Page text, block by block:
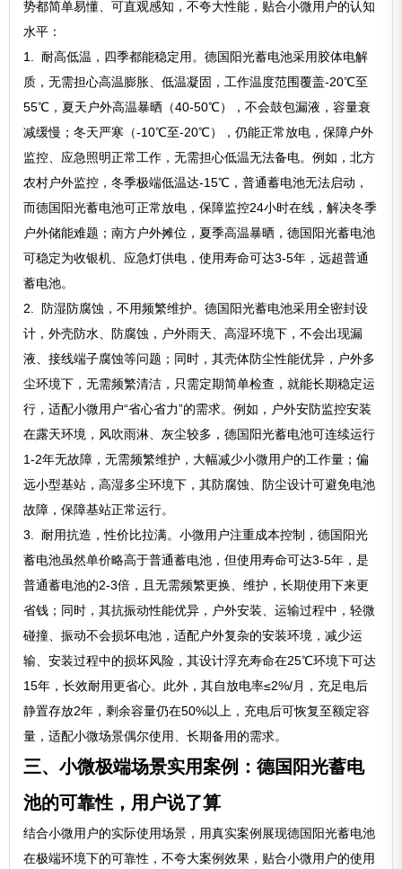
势都简单易懂、可直观感知，不夸大性能，贴合小微用户的认知
水平：
1. 耐高低温，四季都能稳定用。德国阳光蓄电池采用胶体电解
质，无需担心高温膨胀、低温凝固，工作温度范围覆盖-20℃至
55℃，夏天户外高温暴晒（40-50℃），不会鼓包漏液，容量衰
减缓慢；冬天严寒（-10℃至-20℃），仍能正常放电，保障户外
监控、应急照明正常工作，无需担心低温无法备电。例如，北方
农村户外监控，冬季极端低温达-15℃，普通蓄电池无法启动，
而德国阳光蓄电池可正常放电，保障监控24小时在线，解决冬季
户外储能难题；南方户外摊位，夏季高温暴晒，德国阳光蓄电池
可稳定为收银机、应急灯供电，使用寿命可达3-5年，远超普通
蓄电池。
2. 防湿防腐蚀，不用频繁维护。德国阳光蓄电池采用全密封设
计，外壳防水、防腐蚀，户外雨天、高湿环境下，不会出现漏
液、接线端子腐蚀等问题；同时，其壳体防尘性能优异，户外多
尘环境下，无需频繁清洁，只需定期简单检查，就能长期稳定运
行，适配小微用户“省心省力”的需求。例如，户外安防监控安装
在露天环境，风吹雨淋、灰尘较多，德国阳光蓄电池可连续运行
1-2年无故障，无需频繁维护，大幅减少小微用户的工作量；偏
远小型基站，高湿多尘环境下，其防腐蚀、防尘设计可避免电池
故障，保障基站正常运行。
3. 耐用抗造，性价比拉满。小微用户注重成本控制，德国阳光
蓄电池虽然单价略高于普通蓄电池，但使用寿命可达3-5年，是
普通蓄电池的2-3倍，且无需频繁更换、维护，长期使用下来更
省钱；同时，其抗振动性能优异，户外安装、运输过程中，轻微
碰撞、振动不会损坏电池，适配户外复杂的安装环境，减少运
输、安装过程中的损坏风险，其设计浮充寿命在25℃环境下可达
15年，长效耐用更省心。此外，其自放电率≤2%/月，充足电后
静置存放2年，剩余容量仍在50%以上，充电后可恢复至额定容
量，适配小微场景偶尔使用、长期备用的需求。
三、小微极端场景实用案例：德国阳光蓄电
池的可靠性，用户说了算
结合小微用户的实际使用场景，用真实案例展现德国阳光蓄电池
在极端环境下的可靠性，不夸大案例效果，贴合小微用户的使用